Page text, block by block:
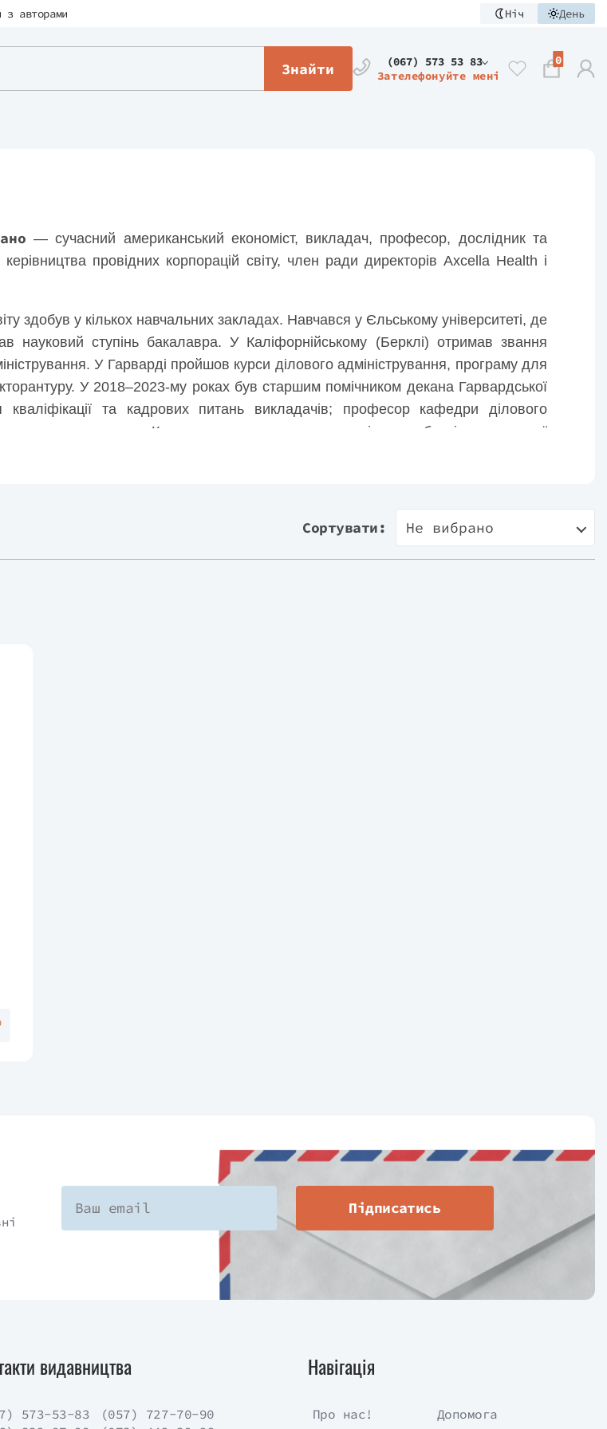
з авторами Ніч День
Знайти
(067) 573 53 83
Зателефонуйте мені
0
— сучасний американський економіст, викладач, професор, дослідник та
провідних корпорацій світу, член ради директорів Axcella Health і
здобув у кількох навчальних закладах. Навчався у Єльському університеті, де
науковий ступінь бакалавра. У Каліфорнійському (Берклі) отримав звання
У Гарварді пройшов курси ділового адміністрування, програму для
У 2018–2023-му роках був старшим помічником декана Гарвардської
кваліфікації та кадрових питань викладачів; професор кафедри ділового
курсу «Керування зростанням», один із розробників навчальної
зростання». Член правління Generate Biomedicines, академічний
інноваціями на підприємствах. Лауреат наукових та літературних премій.
Prosperity: Why America Needs a Manufacturing Renaissance», перекладеного
Сортувати: Не вибрано
Підписатись
видавництва
573-53-83
(057) 727-70-90
Навігація
Про нас! Допомога